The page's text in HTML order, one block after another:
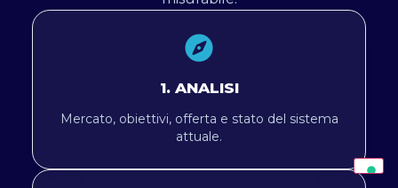
1. ANALISI
Mercato, obiettivi, offerta e stato del sistema
attuale.